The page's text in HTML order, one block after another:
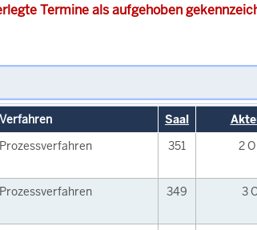
Termine als aufgehoben
Verfahren Saal
Prozessverfahren 351 2
Prozessverfahren 349 3